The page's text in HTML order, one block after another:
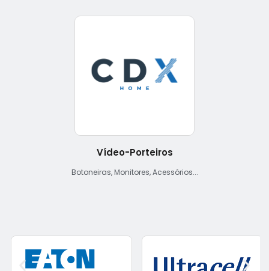
Vídeo-Porteiros
Botoneiras, Monitores, Acessórios...